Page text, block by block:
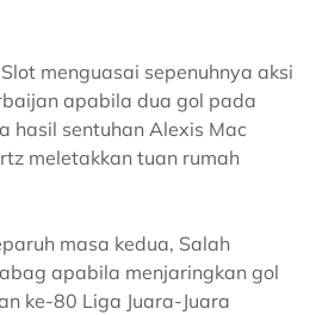
menguasai sepenuhnya aksi
apabila dua gol pada
hasil sentuhan Alexis Mac
meletakkan tuan rumah
masa kedua, Salah
apabila menjaringkan gol
ke-80 Liga Juara-Juara